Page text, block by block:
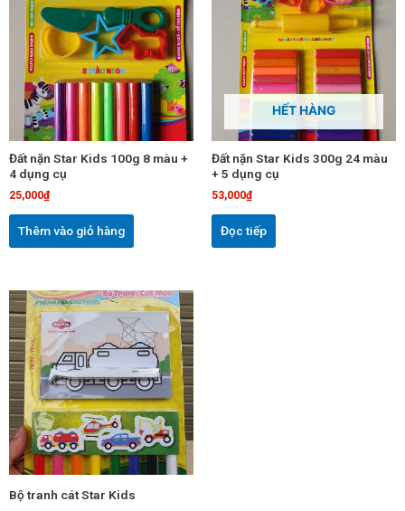
Đất nặn Star Kids 100g 8 màu +
4 dụng cụ
25,000₫
Thêm vào giỏ hàng
HẾT HÀNG
Đất nặn Star Kids 300g 24 màu
+ 5 dụng cụ
53,000₫
Đọc tiếp
Bộ tranh cát Star Kids